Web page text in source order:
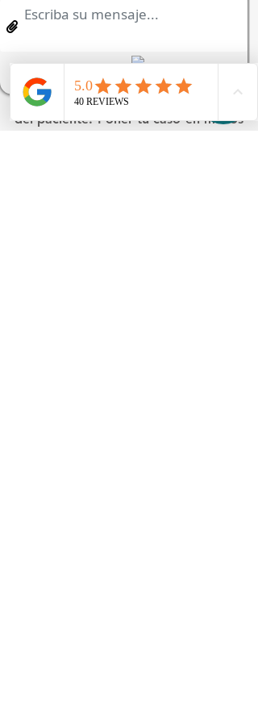
eficientes es la mejor decisión para
procesos de atención actuales son
accesibles, transparentes y
totalmente orientados a la dignidad
del paciente. Poner tu caso en manos